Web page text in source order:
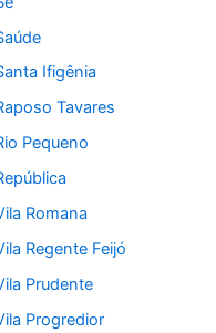
Ifigênia
Tavares
Pequeno
Romana
Regente Feijó
Prudente
Progredior